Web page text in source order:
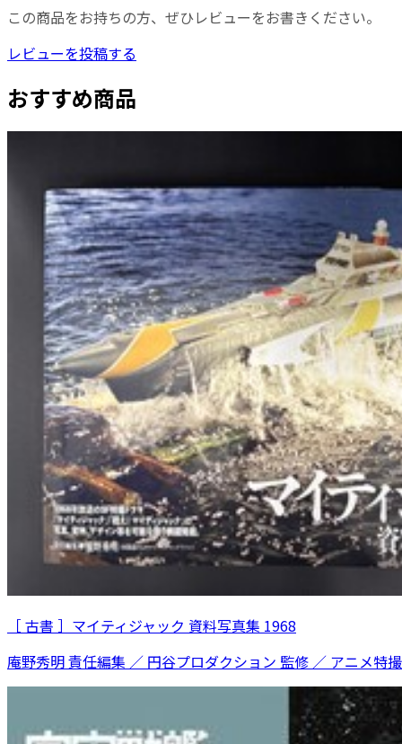
この商品をお持ちの方、ぜひレビューをお書きください。
レビューを投稿する
おすすめ商品
［ 古書 ］マイティジャック 資料写真集 1968
庵野秀明 責任編集 ／ 円谷プロダクション 監修 ／ アニメ特